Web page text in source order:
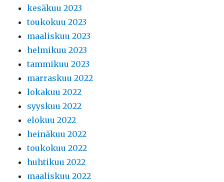
kesäkuu 2023
toukokuu 2023
maaliskuu 2023
helmikuu 2023
tammikuu 2023
marraskuu 2022
lokakuu 2022
syyskuu 2022
elokuu 2022
heinäkuu 2022
toukokuu 2022
huhtikuu 2022
maaliskuu 2022